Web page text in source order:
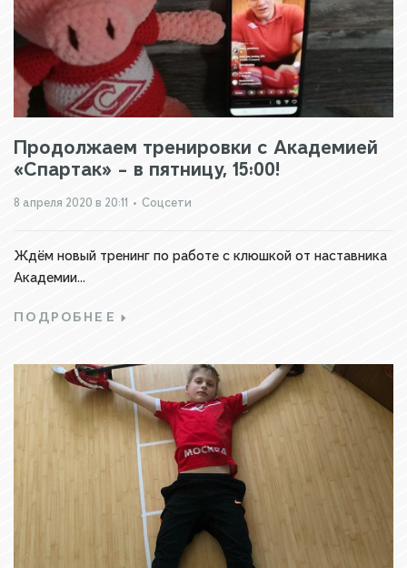
Продолжаем тренировки с Академией
«Спартак» – в пятницу, 15:00!
8 апреля 2020 в 20:11 • Соцсети
Ждём новый тренинг по работе с клюшкой от наставника
Академии...
ПОДРОБНЕЕ